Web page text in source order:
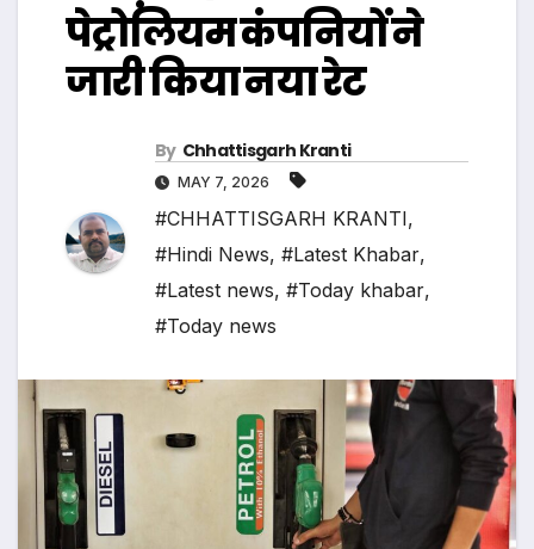
पेट्रोलियम कंपनियों ने
जारी किया नया रेट
By Chhattisgarh Kranti
MAY 7, 2026
#CHHATTISGARH KRANTI,
#Hindi News, #Latest Khabar,
#Latest news, #Today khabar,
#Today news